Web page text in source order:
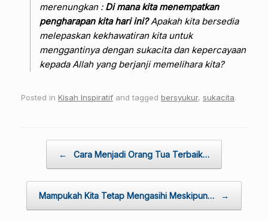
merenungkan : Di mana kita menempatkan
pengharapan kita hari ini?Apakah kita bersedia
melepaskan kekhawatiran kita untuk
menggantinya dengan sukacita dan kepercayaan
kepada Allah yang berjanji memelihara kita?
Posted in Kisah Inspiratif and tagged bersyukur, sukacita.
← Cara Menjadi Orang Tua Terbaik…
Mampukah Kita Tetap Mengasihi Meskipun… →